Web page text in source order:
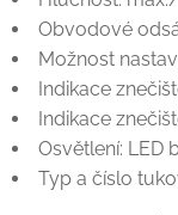
Obvodové
Možnost
Indikace
Indikace
Osvětlení: LED
Typ a číslo